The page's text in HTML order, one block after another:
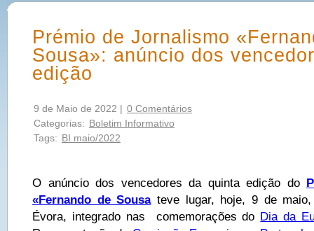
Prémio de Jornalismo
Sousa»: anúncio dos
edição
9 de Maio de 2022 | 0 Comentários
Categorias: Boletim Informativo
Tags: BI maio/2022
O anúncio dos vencedores da quinta edição do
«Fernando de Sousateve lugar, hoje, 9 de
Évora, integrado nas comemorações do Dia da